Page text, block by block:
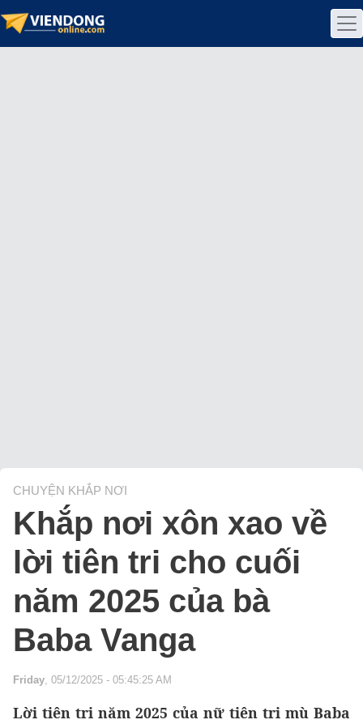
CHUYỆN KHẮP NƠI
Khắp nơi xôn xao về
lời tiên tri cho cuối
năm 2025 của bà
Baba Vanga
Friday, 05/12/2025 - 05:45:25 AM
Lời tiên tri năm 2025 của nữ tiên tri mù Baba